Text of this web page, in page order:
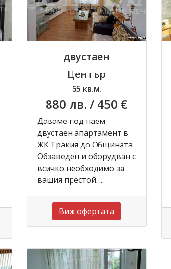
двустаен
Център
65 кв.м.
880 лв. / 450 €
Даваме под наем
двустаен апартамент в
ЖК Тракия до Общината.
Обзаведен и оборудван с
всичко необходимо за
вашия престой. ...
Виж офертата